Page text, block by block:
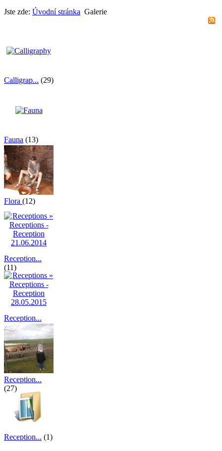
Jste zde: Úvodní stránka Galerie
Calligrap... (29)
Fauna (13)
Flora (12)
Reception...
(11)
Reception...
(12)
Reception...
(27)
Reception... (1)